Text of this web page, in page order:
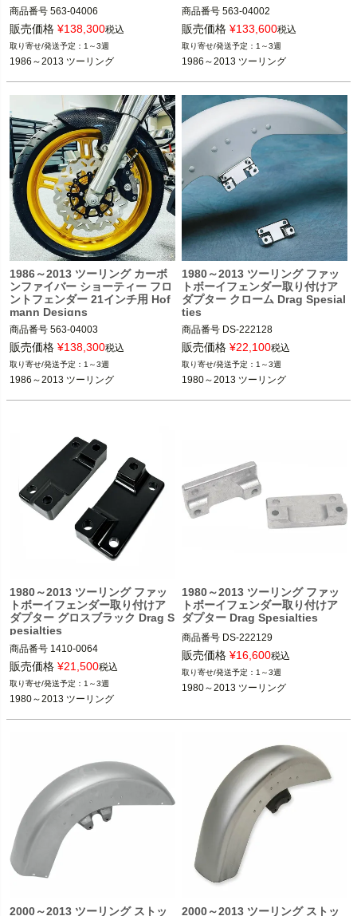
商品番号 563-04006
1986～2013 ツーリング
Hofmann Designs（ホフマンデザイン
ズ）
販売価格 ¥138,300税込
1～3週
1986～2013 ツーリング
商品番号 563-04002
1986～2013 ツーリング
Hofmann Designs（ホフマンデザイン
ズ）
販売価格 ¥133,600税込
1～3週
1986～2013 ツーリング
1986～2013 ツーリング カーボ
ンファイバー ショーティー フロ
ントフェンダー 21インチ用 Hof
mann Designs
商品番号 563-04003
1986～2013 ツーリング
Hofmann Designs（ホフマンデザイン
ズ）
販売価格 ¥138,300税込
1～3週
1986～2013 ツーリング
1980～2013 ツーリング ファッ
トボーイフェンダー取り付けア
ダプター クローム Drag Spesial
ties
商品番号 DS-222128
1980～2013 ツーリング
Drag Spesialties（ドラッグスペシャ
リティーズ）
販売価格 ¥22,100税込
1～3週
1980～2013 ツーリング
1980～2013 ツーリング ファッ
トボーイフェンダー取り付けア
ダプター グロスブラック Drag S
pesialties
商品番号 1410-0064
1980～2013 ツーリング
Drag Spesialties（ドラッグスペシャ
リティーズ）
販売価格 ¥21,500税込
1～3週
1980～2013 ツーリング
1980～2013 ツーリング ファッ
トボーイフェンダー取り付けア
ダプター Drag Spesialties
商品番号 DS-222129
1980～2013 ツーリング
Drag Spesialties（ドラッグスペシャ
販売価格 ¥16,600税込
1～3週
1980～2013 ツーリング
2000～2013 ツーリング ストッ 2000～2013 ツーリング ストッ